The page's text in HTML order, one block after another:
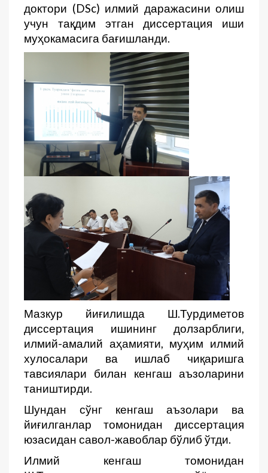
доктори (DSc) илмий даражасини олиш
учун тақдим этган диссертация иши
муҳокамасига бағишланди.
Мазкур йиғилишда Ш.Турдиметов
диссертация ишининг долзарблиги,
илмий-амалий аҳамияти, муҳим илмий
хулосалари ва ишлаб чиқаришга
тавсиялари билан кенгаш аъзоларини
таништирди.
Шундан сўнг кенгаш аъзолари ва
йиғилганлар томонидан диссертация
юзасидан савол-жавоблар бўлиб ўтди.
Илмий кенгаш томонидан